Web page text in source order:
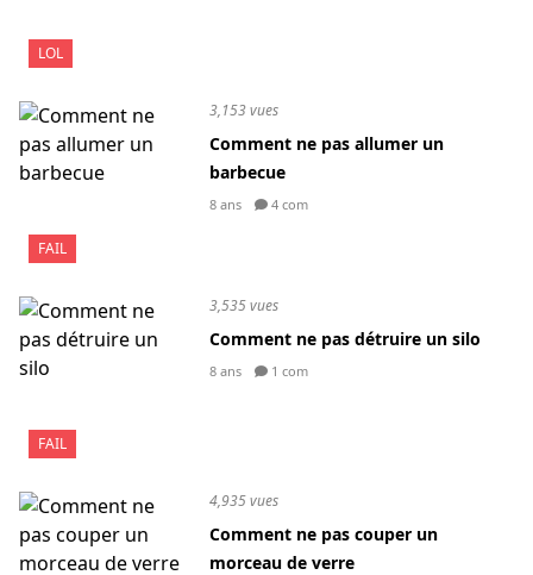
LOL
FAIL
3,153 vues
Comment ne pas allumer un
barbecue
8 ans 4 com
FAIL
3,535 vues
Comment ne pas détruire un silo
8 ans 1 com
4,935 vues
Comment ne pas couper un
morceau de verre